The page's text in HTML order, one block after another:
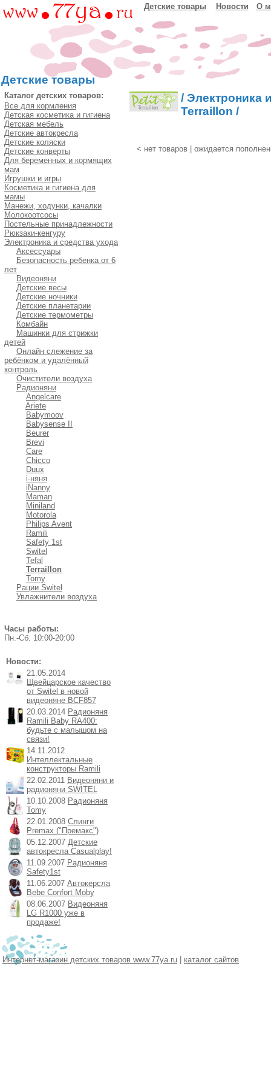
Детские товары
Детские товары Новости О
Каталог детских товаров:
Все для кормления
Детская косметика и гигиена
Детская мебель
Детские автокресла
Детские коляски
Детские конверты
Для беременных и кормящих
мам
Игрушки и игры
Косметика и гигиена для
мамы
Манежи, ходунки, качалки
Молокоотсосы
Постельные принадлежности
Рюкзаки-кенгуру
Электроника и средства ухода
Аксессуары
Безопасность ребенка от 6
лет
Видеоняни
Детские весы
Детские ночники
Детские планетарии
Детские термометры
Комбайн
Машинки для стрижки
детей
Онлайн слежение за
ребёнком и удалённый
контроль
Очистители воздуха
Радионяни
Angelcare
Ariete
Babymoov
Babysense II
Beurer
Brevi
Care
Chicco
Duux
i-няня
iNanny
Maman
Miniland
Motorola
Philips Avent
Ramili
Safety 1st
Switel
Tefal
Terraillon
Tomy
Рации Switel
Увлажнители воздуха
Часы работы:
Пн.-Cб. 10:00-20:00
Новости:
21.05.2014
Щвейцарское качество
от Switel в новой
видеоняне BCF857
20.03.2014 Радионяня
Ramili Baby RA400:
будьте с малышом на
связи!
14.11.2012
Интеллектальные
конструкторы Ramili
22.02.2011 Видеоняни и
радионяни SWITEL
10.10.2008 Радионяня
Tomy
22.01.2008 Слинги
Premax ("Премакс")
05.12.2007 Детские
автокресла Casualplay!
11.09.2007 Радионяня
Safety1st
11.06.2007 Автокерсла
Bebe Confort Moby
08.06.2007 Видеоняня
LG R1000 уже в
продаже!
/ Электроника
Terraillon /
< нет товаров | ожидается
Интернет-магазин детских товаров www.77ya.ru каталог сайтов